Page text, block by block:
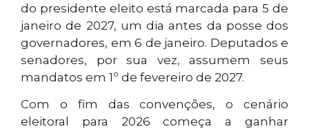
do presidente eleito está marcada para 5 de
janeiro de 2027, um dia antes da posse dos
governadores, em 6 de janeiro. Deputados e
senadores, por sua vez, assumem seus
mandatos em 1º de fevereiro de 2027.
Com o fim das convenções, o cenário
eleitoral para 2026 começa a ganhar